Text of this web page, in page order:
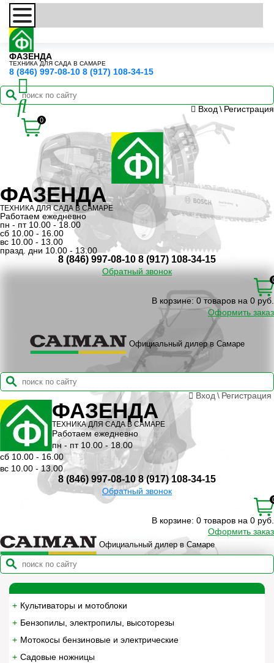
ФАЗЕНДА
ТЕХНИКА ДЛЯ САДА В САМАРЕ
8 (846) 997-08-10 8 (917) 108-34-15
0
Вход \ Регистрация
ФАЗЕНДА
ТЕХНИКА ДЛЯ САДА В САМАРЕ
Работаем ежедневно
пн - пт 10.00 - 18.00
сб 10.00 - 16.00
вс 10.00 - 13.00
празд. дни 10.00 - 13.00
8 (846) 997-08-10 8 (917) 108-34-15
Обратный звонок
В корзине: 0 товаров на 0 руб.
Оформить заказ
Официальный дилер в Самаре
Вход \ Регистрация
ФАЗЕНДА
ТЕХНИКА ДЛЯ САДА В САМАРЕ
Работаем ежедневно
пн - пт 10.00 - 18.00
сб 10.00 - 16.00
вс 10.00 - 13.00
8 (846) 997-08-10 8 (917) 108-34-15
Обратный звонок
В корзине: 0 товаров на 0 руб.
Оформить заказ
Официальный дилер в Самаре
Культиваторы и мотоблоки
Бензопилы, электропилы, высоторезы
Мотокосы бензиновые и электрические
Садовые ножницы